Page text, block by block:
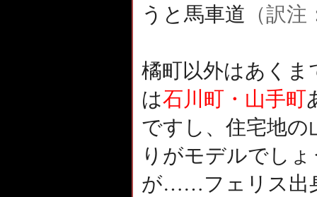
うと馬車道 （訳
橘町以外はあく
は石川町・山手町
ですし、住宅地の
りがモデルでし
が……フェリス出